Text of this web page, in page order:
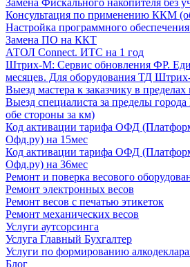
Замена Фискального накопителя без
Консультация по применению ККМ
Настройка программного
Замена ПО на ККТ
АТОЛ Connect. ИТС на 1 год
Штрих-М: Сервис обновления ФР.
месяцев. Для оборудования ТД
Выезд мастера к заказчику в
Выезд специалиста за пределы
обе стороны за км)
Код активации тарифа ОФД
Офд.ру) на 15мес
Код активации тарифа ОФД
Офд.ру) на 36мес
Ремонт и поверка весового
Ремонт электронных весов
Ремонт весов с печатью этикеток
Ремонт механических весов
Услуги аутсорсинга
Услуга Главный Бухгалтер
Услуги по формированию
Блог